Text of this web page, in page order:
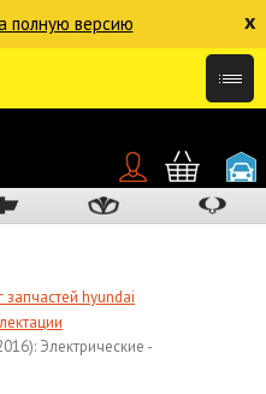
x
полную версию
запчастей hyundai
Электрические -